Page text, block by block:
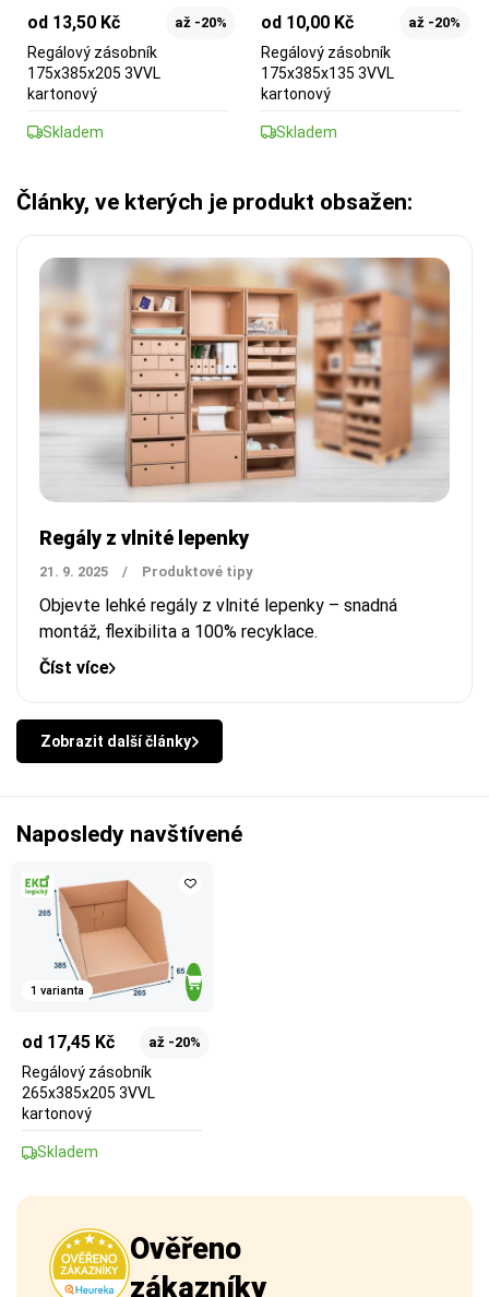
od 13,50 Kč až -20%
Regálový zásobník
175x385x205 3VVL
kartonový
Skladem
od 10,00 Kč až -20%
Regálový zásobník
175x385x135 3VVL
kartonový
Skladem
Články, ve kterých je produkt obsažen:
Regály z vlnité lepenky
21. 9. 2025 / Produktové tipy
Objevte lehké regály z vlnité lepenky – snadná
montáž, flexibilita a 100% recyklace.
Číst více
Zobrazit další články
Naposledy navštívené
1 varianta
od 17,45 Kč až -20%
Regálový zásobník
265x385x205 3VVL
kartonový
Skladem
Ověřeno
zákazníky